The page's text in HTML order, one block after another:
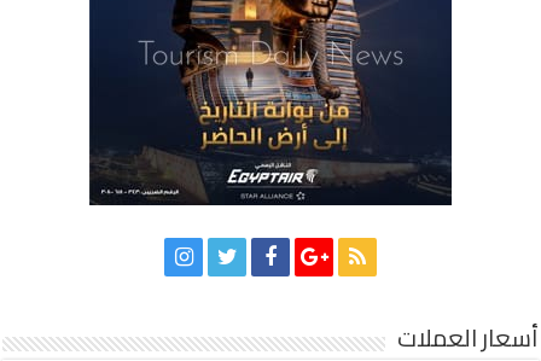
أسعار العملات